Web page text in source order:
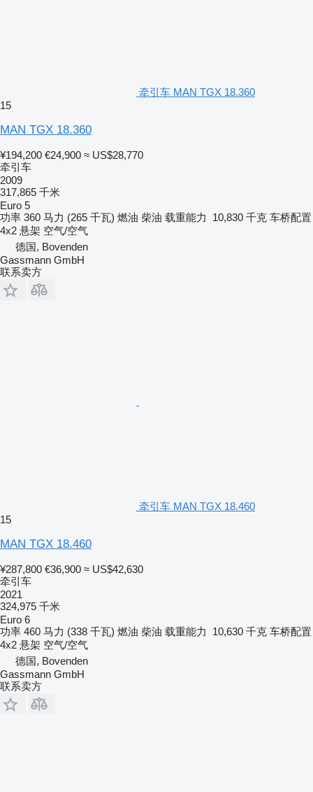
牵引车 MAN TGX 18.360
15
MAN TGX 18.360
¥194,200 €24,900 ≈ US$28,770
牵引车
2009
317,865 千米
Euro 5
功率 360 马力 (265 千瓦) 燃油 柴油 载重能力 10,830 千克 车桥配置
4x2 悬架 空气/空气
德国, Bovenden
Gassmann GmbH
联系卖方
牵引车 MAN TGX 18.460
15
MAN TGX 18.460
¥287,800 €36,900 ≈ US$42,630
牵引车
2021
324,975 千米
Euro 6
功率 460 马力 (338 千瓦) 燃油 柴油 载重能力 10,630 千克 车桥配置
4x2 悬架 空气/空气
德国, Bovenden
Gassmann GmbH
联系卖方